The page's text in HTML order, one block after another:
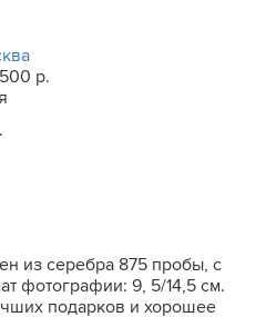
500 р.
из серебра 875 пробы, с
фотографии: 9, 5/14,5 см.
подарков и хорошее